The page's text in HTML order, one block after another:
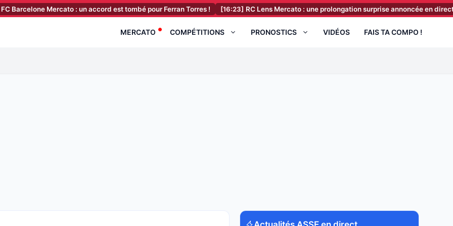
Mercato : un accord est tombé pour Ferran Torres ! [16:23] RC Lens Mercato : une prolongation surprise annoncée en direct de
MERCATO COMPÉTITIONS PRONOSTICS VIDÉOS FAIS TA COMPO !